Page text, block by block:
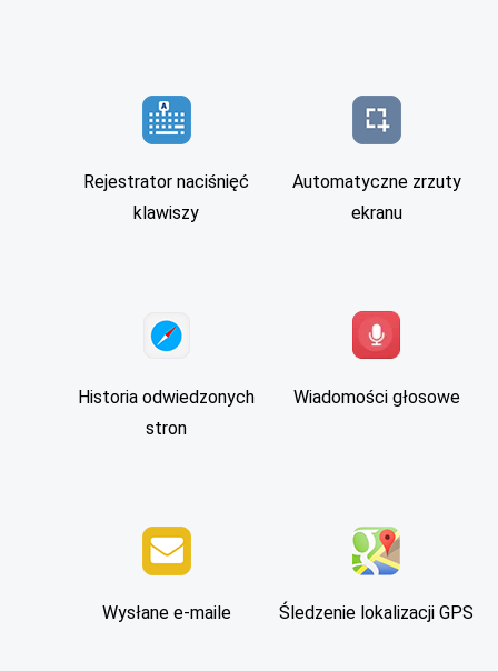
Rejestrator naciśnięć
klawiszy
Automatyczne zrzuty
ekranu
Historia odwiedzonych
stron
Wiadomości głosowe
Wysłane e-maile Śledzenie lokalizacji GPS